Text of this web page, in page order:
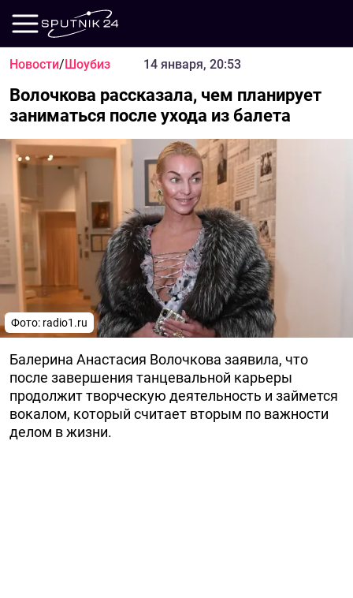
Новости/Шоубиз 14 января, 20:53
Волочкова рассказала, чем планирует
заниматься после ухода из балета
Фото: radio1.ru
Балерина Анастасия Волочкова заявила, что
после завершения танцевальной карьеры
продолжит творческую деятельность и займется
вокалом, который считает вторым по важности
делом в жизни.